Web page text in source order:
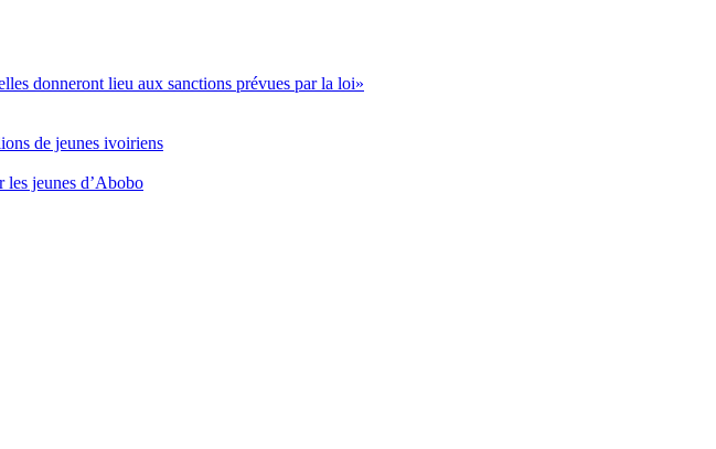
donneront lieu aux sanctions prévues par la loi»
de jeunes ivoiriens
les jeunes d’Abobo